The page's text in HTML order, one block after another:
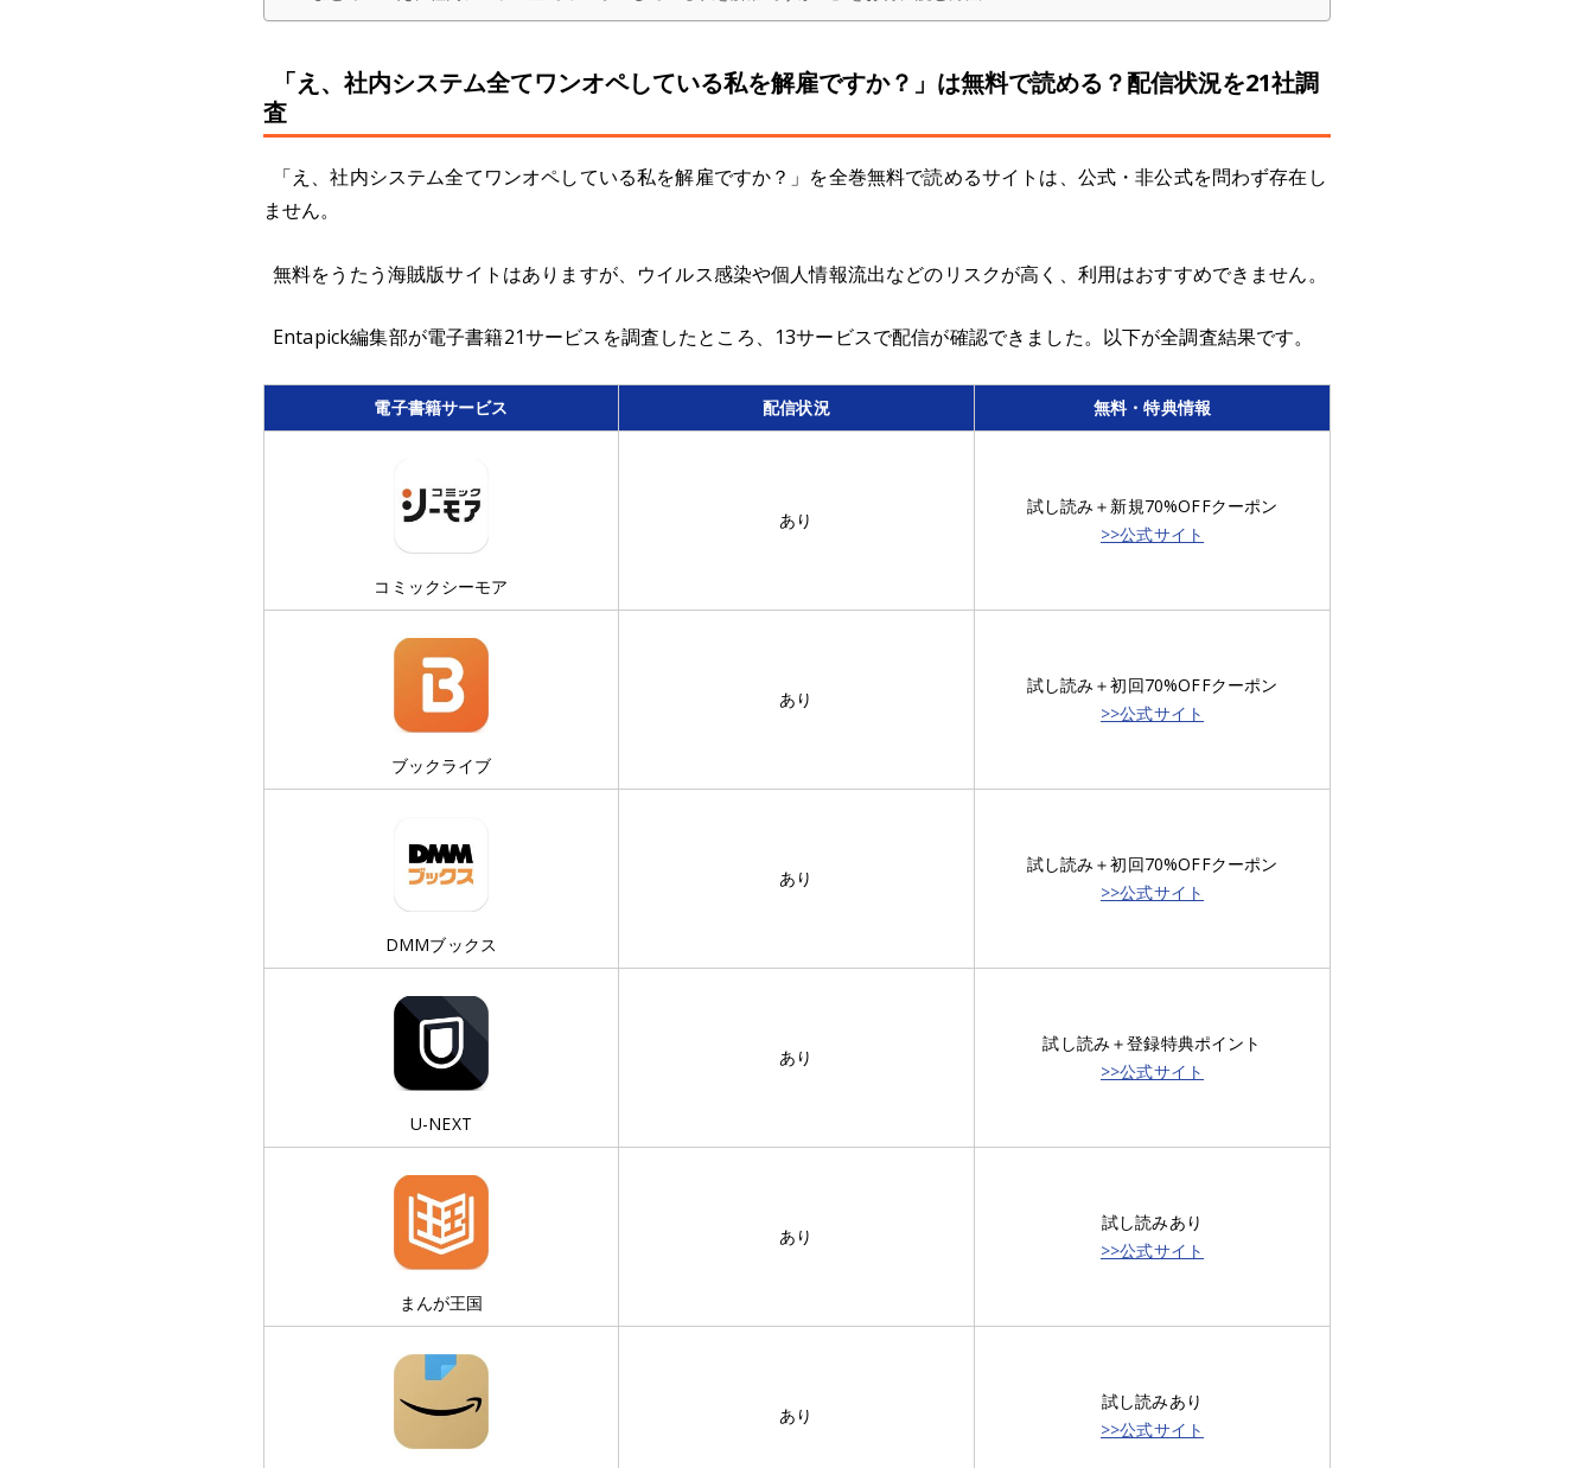
「え、社内システム全てワンオペしている私を解雇ですか？」は無料で読める？配信状況を21社調
査
「え、社内システム全てワンオペしている私を解雇ですか？」を全巻無料で読めるサイトは、公式・非公式を問わず存在し
ません。
無料をうたう海賊版サイトはありますが、ウイルス感染や個人情報流出などのリスクが高く、利用はおすすめできません。
Entapick編集部が電子書籍21サービスを調査したところ、13サービスで配信が確認できました。以下が全調査結果です。
電子書籍サービス 配信状況 無料・特典情報
コミックシーモア
あり
試し読み＋新規70%OFFクーポン
>>公式サイト
ブックライブ
あり
試し読み＋初回70%OFFクーポン
>>公式サイト
DMMブックス
あり
試し読み＋初回70%OFFクーポン
>>公式サイト
U-NEXT
あり
試し読み＋登録特典ポイント
>>公式サイト
まんが王国
あり
試し読みあり
>>公式サイト
あり
試し読みあり
>>公式サイト